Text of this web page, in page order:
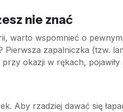
nie znać
warto wspomnieć o
Pierwsza zapalniczka (tzw.
okazji w rękach,
Aby rzadziej dawać się